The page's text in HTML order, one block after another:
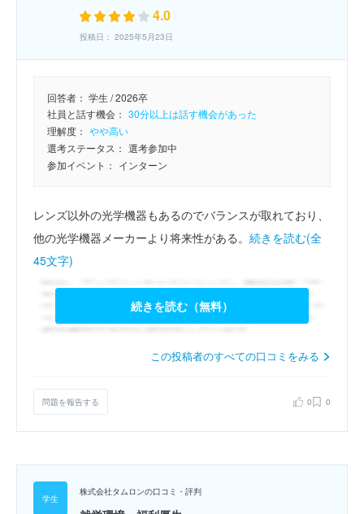
4.0
投稿日： 2025年5月23日
回答者： 学生 / 2026卒
社員と話す機会： 30分以上は話す機会があった
理解度： やや高い
選考ステータス： 選考参加中
参加イベント： インターン
レンズ以外の光学機器もあるのでバランスが取れており、
他の光学機器メーカーより将来性がある。 続きを読む(全
45文字)
続きを読む（無料）
この投稿者のすべての口コミをみる
問題を報告する 0 0
株式会社タムロンの口コミ・評判